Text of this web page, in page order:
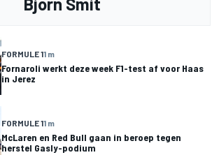
Bjorn Smit
FORMULE 11 m
Fornaroli werkt deze week F1-test af voor Haas
in Jerez
FORMULE 11 m
McLaren en Red Bull gaan in beroep tegen
herstel Gasly-podium